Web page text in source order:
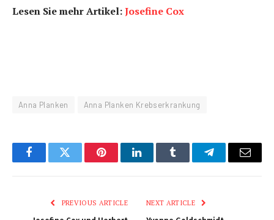
Lesen Sie mehr Artikel:Josefine Cox
Anna Planken Anna Planken Krebserkrankung
FacebookTwitter PinterestLinkedInTumblr TelegramEmail
PREVIOUS ARTICLE NEXT ARTICLE